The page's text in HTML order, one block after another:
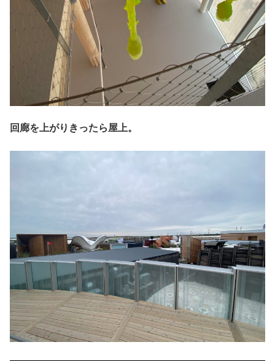
回廊を上がりきったら屋上。